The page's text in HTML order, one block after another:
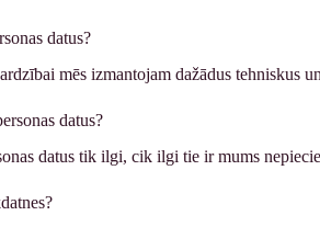
datus?
mēs izmantojam dažādus
datus?
datus tik ilgi, cik ilgi tie ir mums